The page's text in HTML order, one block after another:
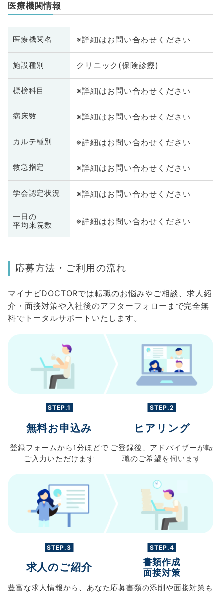
医療機関情報
医療機関名 ※詳細はお問い合わせください
施設種別 クリニック(保険診療)
標榜科目 ※詳細はお問い合わせください
病床数 ※詳細はお問い合わせください
カルテ種別 ※詳細はお問い合わせください
救急指定 ※詳細はお問い合わせください
学会認定状況 ※詳細はお問い合わせください
一日の
平均来院数
※詳細はお問い合わせください
応募方法・ご利用の流れ
マイナビDOCTORでは転職のお悩みやご相談、求人紹
介・面接対策や入社後のアフターフォローまで完全無
料でトータルサポートいたします。
STEP.1
無料お申込み
登録フォームから 1分ほどで
ご入力 いただけます
STEP.2
ヒアリング
ご登録後、 アドバイザーが転
職のご希望を伺います
STEP.3
求人のご紹介
豊富な求人情報から、 あなた
STEP.4
書類作成
面接対策
応募書類の添削や面接対策も